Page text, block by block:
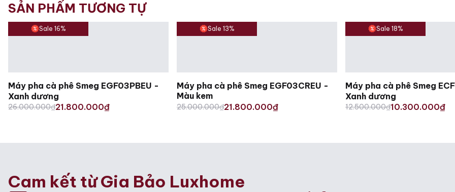
SẢN PHẨM TƯƠNG TỰ
Sale 16%
Máy pha cà phê Smeg EGF03PBEU -
Xanh dương
26.000.000₫
Original
21.800.000₫
Current
Sale 13%
Máy pha cà phê Smeg EGF03CREU -
Màu kem
25.000.000₫
Original
21.800.000₫
Current
Sale 18%
Máy pha cà phê Smeg
Xanh dương
12.500.000₫
Original
10.300.000₫
Current
Cam kết từ Gia Bảo Luxhome